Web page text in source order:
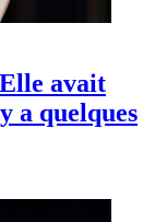
avait
a quelques